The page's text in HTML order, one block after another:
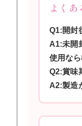
よく
Q1:開封
A1:未開
使用なら
Q2:賞味
A2:製造